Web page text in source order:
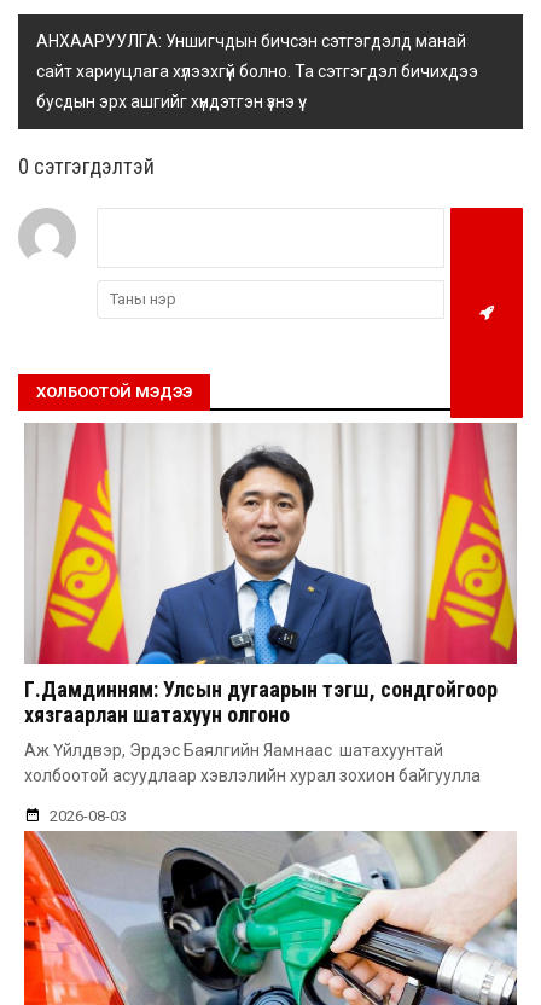
АНХААРУУЛГА: Уншигчдын бичсэн сэтгэгдэлд манай
сайт хариуцлага хүлээхгүй болно. Та сэтгэгдэл бичихдээ
бусдын эрх ашгийг хүндэтгэн үзнэ үү.
0 cэтгэгдэлтэй
ХОЛБООТОЙ МЭДЭЭ
Г.Дамдинням: Улсын дугаарын тэгш, сондгойгоор
хязгаарлан шатахуун олгоно
Аж Үйлдвэр, Эрдэс Баялгийн Яамнаас шатахуунтай
холбоотой асуудлаар хэвлэлийн хурал зохион байгуулла
2026-08-03